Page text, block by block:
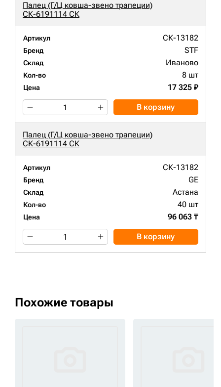
Палец (Г/Ц ковша-звено трапеции)
СК-6191114 СК
Артикул СК-13182
Бренд STF
Склад Иваново
Кол-во 8 шт
Цена 17 325 ₽
В корзину
Палец (Г/Ц ковша-звено трапеции)
СК-6191114 СК
Артикул СК-13182
Бренд GE
Склад Астана
Кол-во 40 шт
Цена 96 063 ₸
В корзину
Похожие товары